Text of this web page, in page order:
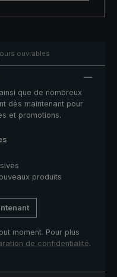
cuir de bœuf teint
pièces
avec fermeture
ouvrables
que de nombreux
dès maintenant pour
et promotions.
produits
moment. Pour plus
de confidentialité.